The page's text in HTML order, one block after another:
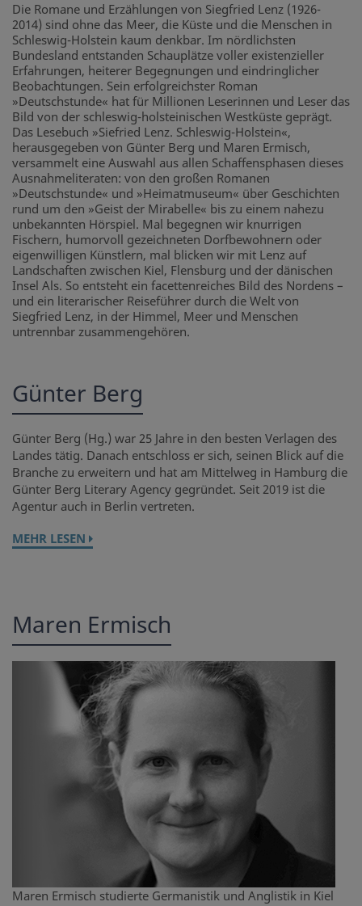
Die Romane und Erzählungen von Siegfried Lenz (1926-
2014) sind ohne das Meer, die Küste und die Menschen in
Schleswig-Holstein kaum denkbar. Im nördlichsten
Bundesland entstanden Schauplätze voller existenzieller
Erfahrungen, heiterer Begegnungen und eindringlicher
Beobachtungen. Sein erfolgreichster Roman
»Deutschstunde« hat für Millionen Leserinnen und Leser das
Bild von der schleswig-holsteinischen Westküste geprägt.
Das Lesebuch »Siefried Lenz. Schleswig-Holstein«,
herausgegeben von Günter Berg und Maren Ermisch,
versammelt eine Auswahl aus allen Schaffensphasen dieses
Ausnahmeliteraten: von den großen Romanen
»Deutschstunde« und »Heimatmuseum« über Geschichten
rund um den »Geist der Mirabelle« bis zu einem nahezu
unbekannten Hörspiel. Mal begegnen wir knurrigen
Fischern, humorvoll gezeichneten Dorfbewohnern oder
eigenwilligen Künstlern, mal blicken wir mit Lenz auf
Landschaften zwischen Kiel, Flensburg und der dänischen
Insel Als. So entsteht ein facettenreiches Bild des Nordens –
und ein literarischer Reiseführer durch die Welt von
Siegfried Lenz, in der Himmel, Meer und Menschen
untrennbar zusammengehören.
Günter Berg
Günter Berg (Hg.) war 25 Jahre in den besten Verlagen des
Landes tätig. Danach entschloss er sich, seinen Blick auf die
Branche zu erweitern und hat am Mittelweg in Hamburg die
Günter Berg Literary Agency gegründet. Seit 2019 ist die
Agentur auch in Berlin vertreten.
MEHR LESEN
Maren Ermisch
Maren Ermisch studierte Germanistik und Anglistik in Kiel